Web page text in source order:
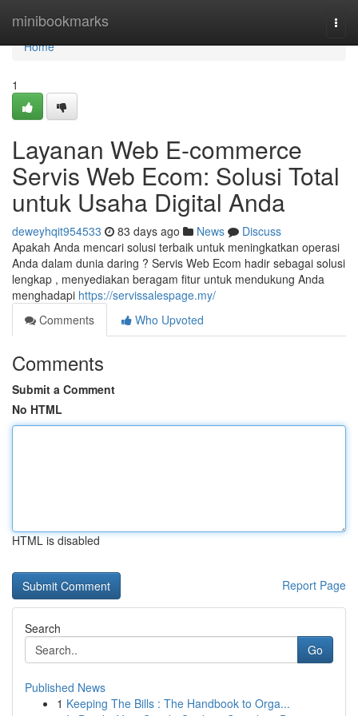
minibookmarks
Home
Home
1
Layanan Web E-commerce
Servis Web Ecom: Solusi Total
untuk Usaha Digital Anda
deweyhqit954533 83 days ago News
Discuss
Apakah Anda mencari solusi terbaik untuk meningkatkan operasi
Anda dalam dunia daring ? Servis Web Ecom hadir sebagai solusi
lengkap , menyediakan beragam fitur untuk mendukung Anda
menghadapi https://servissalespage.my/
Comments
Who Upvoted
Comments
Submit a Comment
No HTML
HTML is disabled
Report Page
Search
Go
Published News
1 Keeping The Bills : The Handbook to Orga...